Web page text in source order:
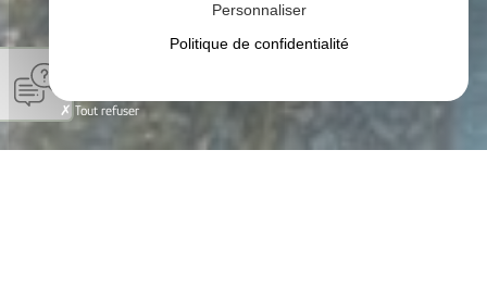
Personnaliser
Politique de confidentialité
Tout refuser